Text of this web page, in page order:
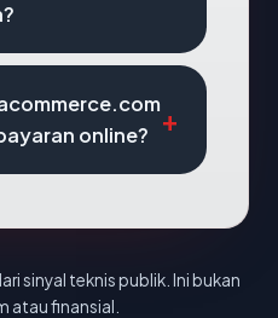
online?
sinyal teknis publik. Ini bukan
atau finansial.